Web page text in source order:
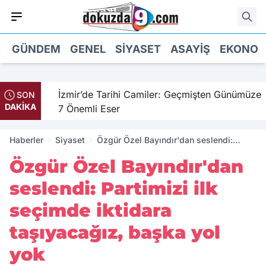
GÜNDEM GENEL SIYASET ASAYIŞ
SON
DAKİKA
İzmir’de Tarihi Camiler: Geçmişten Günümüze
7 Önemli Eser
Haberler Siyaset
Özgür Özel Bayındır'dan seslendi:
taşıyacağız, başka yol yok
Özgür Özel Bayındır'dan
seslendi: Partimizi ilk
seçimde iktidara
taşıyacağız, başka yol
yok